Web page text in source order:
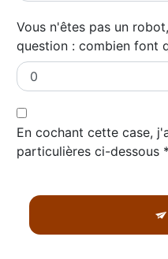
Vous n'êtes pas un
question : combien font
En cochant cette case,
particulières ci-dessous